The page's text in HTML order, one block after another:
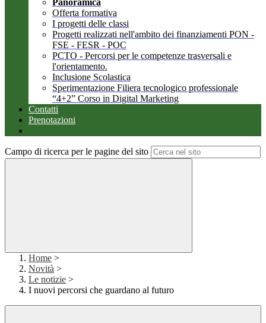
Panoramica
Offerta formativa
I progetti delle classi
Progetti realizzati nell'ambito dei finanziamenti PON -
FSE - FESR - POC
PCTO - Percorsi per le competenze trasversali e
l'orientamento.
Inclusione Scolastica
Sperimentazione Filiera tecnologico professionale
“4+2” Corso in Digital Marketing
Contatti
Prenotazioni
Campo di ricerca per le pagine del sito
Home >
Novità >
Le notizie >
I nuovi percorsi che guardano al futuro